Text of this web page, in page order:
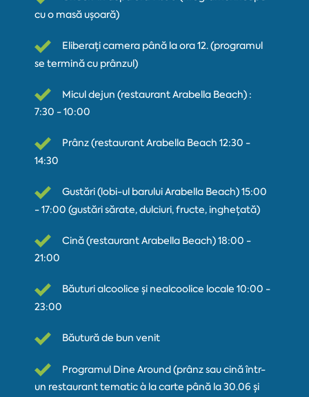
cu o masă ușoară)
Eliberați camera până la ora 12. (programul
se termină cu prânzul)
Micul dejun (restaurant Arabella Beach) :
7:30 - 10:00
Prânz (restaurant Arabella Beach 12:30 -
14:30
Gustări (lobi-ul barului Arabella Beach) 15:00
- 17:00 (gustări sărate, dulciuri, fructe, inghețată)
Cină (restaurant Arabella Beach) 18:00 -
21:00
Băuturi alcoolice și nealcoolice locale 10:00 -
23:00
Băutură de bun venit
Programul Dine Around (prânz sau cină într-
un restaurant tematic à la carte până la 30.06 și